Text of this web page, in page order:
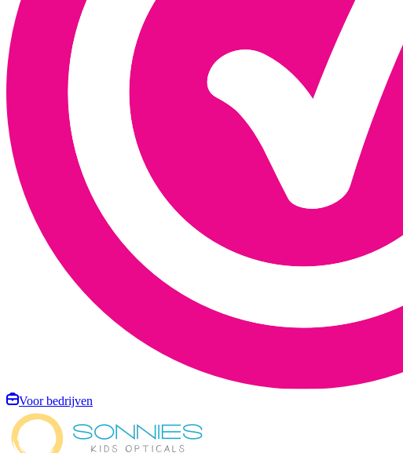
Voor bedrijven